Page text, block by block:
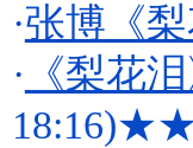
·张博《
· 《梨花
18:16)